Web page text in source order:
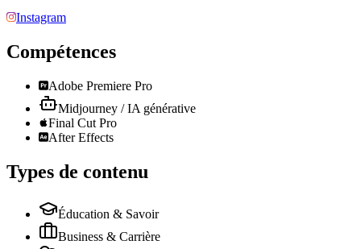
Instagram
Compétences
Adobe Premiere Pro
Midjourney / IA générative
Final Cut Pro
After Effects
Types de contenu
Éducation & Savoir
Business & Carrière